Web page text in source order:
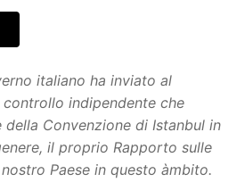
italiano ha inviato al
controllo indipendente che
della Convenzione di Istanbul in
il proprio Rapporto sulle
Paese in questo àmbito.